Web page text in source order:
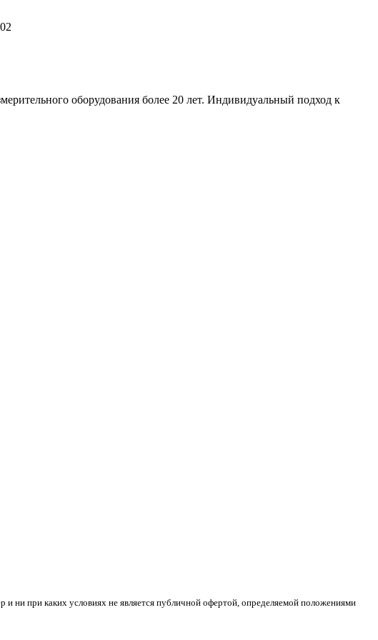
оборудования более 20 лет. Индивидуальный подход к
ни при каких условиях не является публичной офертой, определяемой положениями